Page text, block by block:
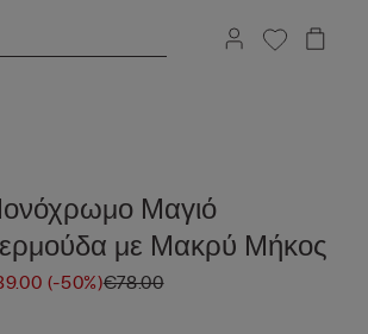
Μαγιό
με Μακρύ Μήκος
(-50%)€78.00